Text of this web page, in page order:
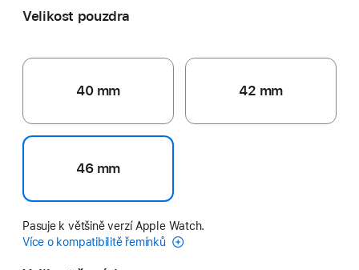
Velikost pouzdra
40 mm 42 mm
46 mm
Pasuje k většině verzí Apple Watch.
Více o kompatibilitě řemínků